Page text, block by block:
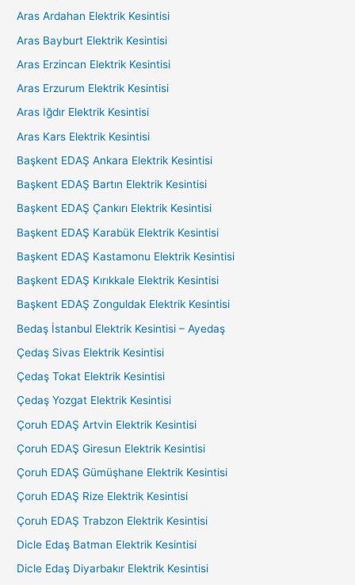
Aras Ardahan Elektrik Kesintisi
Aras Bayburt Elektrik Kesintisi
Aras Erzincan Elektrik Kesintisi
Aras Erzurum Elektrik Kesintisi
Aras Iğdır Elektrik Kesintisi
Aras Kars Elektrik Kesintisi
Başkent EDAŞ Ankara Elektrik Kesintisi
Başkent EDAŞ Bartın Elektrik Kesintisi
Başkent EDAŞ Çankırı Elektrik Kesintisi
Başkent EDAŞ Karabük Elektrik Kesintisi
Başkent EDAŞ Kastamonu Elektrik Kesintisi
Başkent EDAŞ Kırıkkale Elektrik Kesintisi
Başkent EDAŞ Zonguldak Elektrik Kesintisi
Bedaş İstanbul Elektrik Kesintisi – Ayedaş
Çedaş Sivas Elektrik Kesintisi
Çedaş Tokat Elektrik Kesintisi
Çedaş Yozgat Elektrik Kesintisi
Çoruh EDAŞ Artvin Elektrik Kesintisi
Çoruh EDAŞ Giresun Elektrik Kesintisi
Çoruh EDAŞ Gümüşhane Elektrik Kesintisi
Çoruh EDAŞ Rize Elektrik Kesintisi
Çoruh EDAŞ Trabzon Elektrik Kesintisi
Dicle Edaş Batman Elektrik Kesintisi
Dicle Edaş Diyarbakır Elektrik Kesintisi